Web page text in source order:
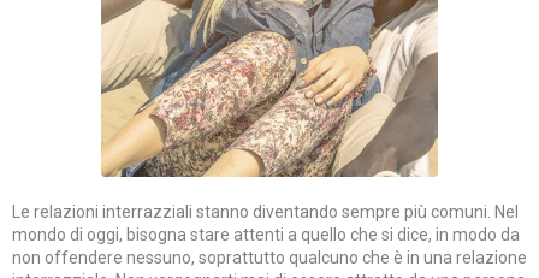
Le relazioni interrazziali stanno diventando sempre più comuni. Nel
mondo di oggi, bisogna stare attenti a quello che si dice, in modo da
non offendere nessuno, soprattutto qualcuno che è in una relazione